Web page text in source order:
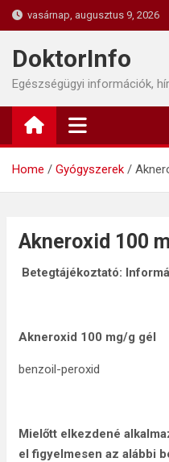
Skip
to
content
vasárnap, augusztus 9, 2026
DoktorInfo
Egészségügyi információk,
Home Gyógyszerek
Akneroxid 100
Betegtájékoztató:
Akneroxid 100 mg/g gél
benzoil-peroxid
Mielőtt elkezdené
el figyelmesen az alábbi